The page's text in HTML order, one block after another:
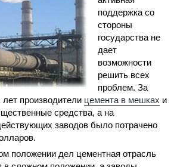
поддержка со
стороны
государства не
дает
возможности
решить всех
проблем. За
производители цемента в мешках и
средства, а на
заводов было потрачено
положении дел цементная отрасль